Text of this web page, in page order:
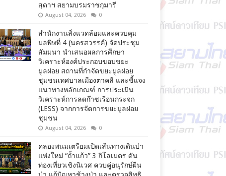
สุดาฯ สยามบรมราชกุมารี
August 04, 2026 0
สำนักงานสิ่งแวดล้อมและควบคุม
มลพิษที่ 4 (นครสวรรค์) จัดประชุม
สัมมนา นำเสนอผลการศึกษา
วิเคราะห์องค์ประกอบขอบขยะ
มูลฝอย สถานที่กำจัดขยะมูลฝอย
ชุมชนเทศบาลเมืองตาคลี และชี้แจง
แนวทางหลักเกณฑ์ การประเมิน
วิเคราะห์การลดก๊าซเรือนกระจก
(LESS) จากการจัดการขยะมูลฝอย
ชุมชน
August 04, 2026 0
คลองพนมเตรียมเปิดเส้นทางเดินป่า
แห่งใหม่ “ถ้ำแก้ว” 3 กิโลเมตร ดัน
ท่องเที่ยวเชิงนิเวศ ควบคู่อนุรักษ์ผืน